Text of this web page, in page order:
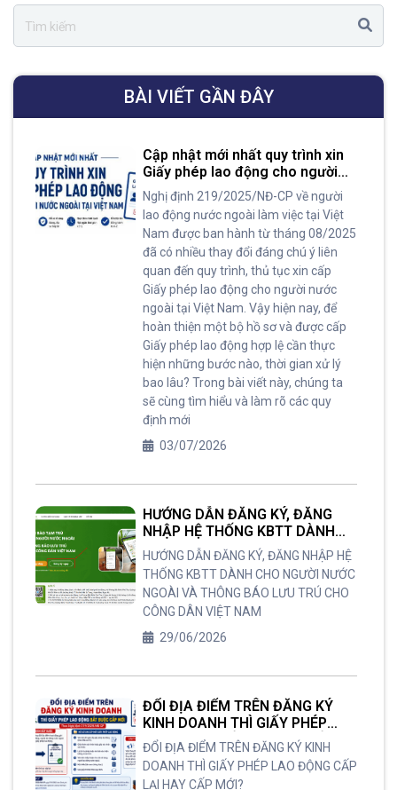
BÀI VIẾT GẦN ĐÂY
Cập nhật mới nhất quy trình xin
Giấy phép lao động cho người
nước ngoài tại Việt Nam
Nghị định 219/2025/NĐ-CP về người
lao động nước ngoài làm việc tại Việt
Nam được ban hành từ tháng 08/2025
đã có nhiều thay đổi đáng chú ý liên
quan đến quy trình, thủ tục xin cấp
Giấy phép lao động cho người nước
ngoài tại Việt Nam. Vậy hiện nay, để
hoàn thiện một bộ hồ sơ và được cấp
Giấy phép lao động hợp lệ cần thực
hiện những bước nào, thời gian xử lý
bao lâu? Trong bài viết này, chúng ta
sẽ cùng tìm hiểu và làm rõ các quy
định mới
03/07/2026
HƯỚNG DẪN ĐĂNG KÝ, ĐĂNG
NHẬP HỆ THỐNG KBTT DÀNH
CHO NGƯỜI NƯỚC NGOÀI VÀ
THÔNG BÁO LƯU TRÚ CHO
CÔNG DÂN VIỆT NAM
HƯỚNG DẪN ĐĂNG KÝ, ĐĂNG NHẬP HỆ
THỐNG KBTT DÀNH CHO NGƯỜI NƯỚC
NGOÀI VÀ THÔNG BÁO LƯU TRÚ CHO
CÔNG DÂN VIỆT NAM
29/06/2026
ĐỔI ĐỊA ĐIỂM TRÊN ĐĂNG KÝ
KINH DOANH THÌ GIẤY PHÉP
LAO ĐỘNG CẤP LẠI HAY CẤP
MỚI?
ĐỔI ĐỊA ĐIỂM TRÊN ĐĂNG KÝ KINH
DOANH THÌ GIẤY PHÉP LAO ĐỘNG CẤP
LẠI HAY CẤP MỚI?